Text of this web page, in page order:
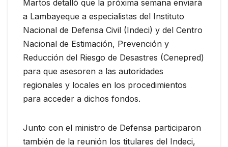
Martos detalló que la próxima semana enviará
a Lambayeque a especialistas del Instituto
Nacional de Defensa Civil (Indeci) y del Centro
Nacional de Estimación, Prevención y
Reducción del Riesgo de Desastres (Cenepred)
para que asesoren a las autoridades
regionales y locales en los procedimientos
para acceder a dichos fondos.
Junto con el ministro de Defensa participaron
también de la reunión los titulares del Indeci,